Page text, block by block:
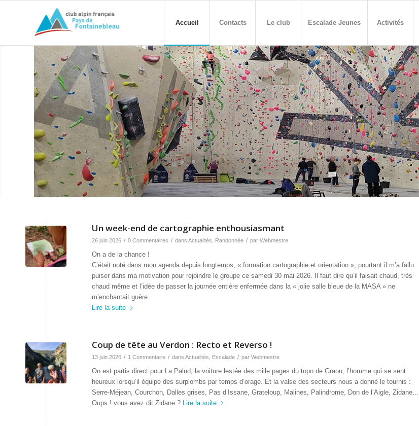
Accueil Contacts Le club Escalade Jeunes Activités
Escalade sur mur
Blocs et voies avec corde
Un week-end de cartographie enthousiasmant
26 juin 2026 / 0 Commentaires / dans Actualités Randonnée / par Webmestre
On a de la chance !
C’était noté dans mon agenda depuis longtemps, « formation cartographie et orientation », pourtant il m’a fallu
puiser dans ma motivation pour rejoindre le groupe ce samedi 30 mai 2026. Il faut dire qu’il faisait chaud, très
chaud même et l’idée de passer la journée entière enfermée dans la « jolie salle bleue de la MASA » ne
m’enchantait guère.
Lire la suite
Coup de tête au Verdon : Recto et Reverso !
13 juin 2026 / 1 Commentaire / dans Actualités Escalade / par Webmestre
On est partis direct pour La Palud, la voiture lestée des mille pages du topo de Graou, l’homme qui se sent
heureux lorsqu’il équipe des surplombs par temps d’orage. Et la valse des secteurs nous a donné le tournis :
Serre-Méjean, Courchon, Dalles grises, Pas d’Issane, Grateloup, Malines, Palindrome, Don de l’Aigle, Zidane…
Oups ! vous avez dit Zidane ? Lire la suite